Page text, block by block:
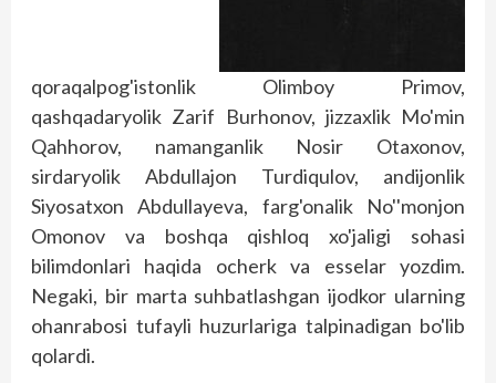
qoraqalpog'istonlik Olimboy Primov,
qashqadaryolik Zarif Burhonov, jizzaxlik Mo'min
Qahhorov, namanganlik Nosir Otaxonov,
sirdaryolik Abdullajon Turdiqulov, andijonlik
Siyosatxon Abdullayeva, farg'onalik No''monjon
Omonov va boshqa qishloq xo'jaligi sohasi
bilimdonlari haqida ocherk va esselar yozdim.
Negaki, bir marta suhbatlashgan ijodkor ularning
ohanrabosi tufayli huzurlariga talpinadigan bo'lib
qolardi.